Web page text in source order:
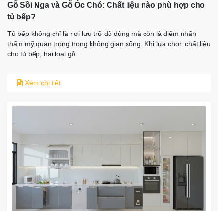
Gỗ Sồi Nga và Gỗ Óc Chó: Chất liệu nào phù hợp cho
tủ bếp?
Tủ bếp không chỉ là nơi lưu trữ đồ dùng mà còn là điểm nhấn
thẩm mỹ quan trọng trong không gian sống. Khi lựa chọn chất liệu
cho tủ bếp, hai loại gỗ...
Xem chi tiết